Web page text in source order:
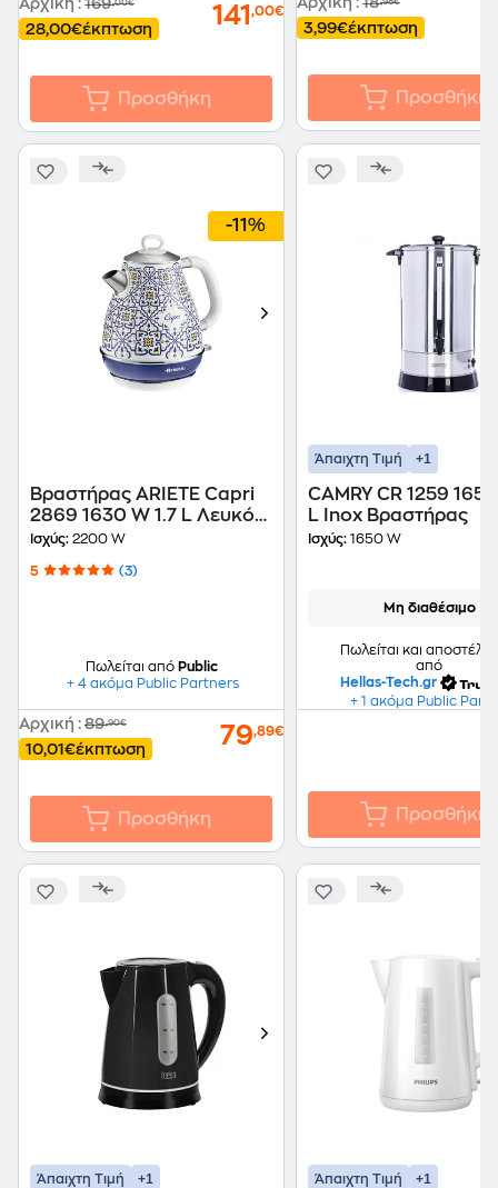
Αρχική : 169,00€
28,00€έκπτωση 141 ,00€
Προσθήκη
3,99€έκπτωση
Προσθήκη
-11%
Βραστήρας ARIETE Capri
2869 1630 W 1.7 L Λευκό/
Μπλε
Ισχύς: 2200 W
5 (3)
Πωλείται από Public
+ 4 ακόμα Public Partners
Αρχική : 89,90€
10,01€έκπτωση 79,89€
Προσθήκη
Άπαιχτη Τιμή +1
CAMRY CR 1259
L Inox Βραστήρας
Ισχύς: 1650 W
Μη διαθέσιμο
Πωλείται και
από
Hellas-Tech.gr
+ 1 ακόμα Public
Προσθήκη
Άπαιχτη Τιμή +1 Άπαιχτη Τιμή +1